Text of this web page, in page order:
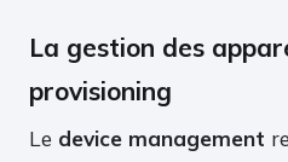
La gestion des
provisioning
Le device management